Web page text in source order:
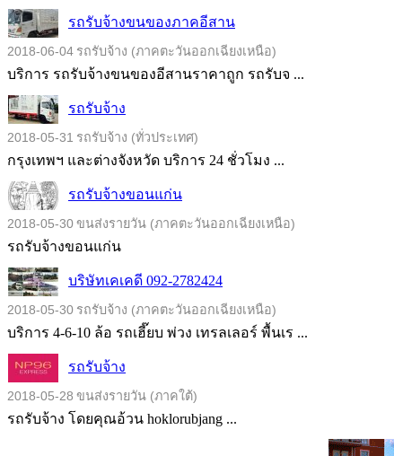
รถรับจ้างขนของภาคอีสาน
2018-06-04 รถรับจ้าง (ภาคตะวันออกเฉียงเหนือ)
บริการ รถรับจ้างขนของอีสานราคาถูก รถรับจ ...
รถรับจ้าง
2018-05-31 รถรับจ้าง (ทั่วประเทศ)
กรุงเทพฯ และต่างจังหวัด บริการ 24 ชั่วโมง ...
รถรับจ้างขอนแก่น
2018-05-30ขนส่งรายวัน (ภาคตะวันออกเฉียงเหนือ)
รถรับจ้างขอนแก่น
บริษัทเคเคดี 092-2782424
2018-05-30 รถรับจ้าง (ภาคตะวันออกเฉียงเหนือ)
บริการ 4-6-10 ล้อ รถเฮี๊ยบ พ่วง เทรลเลอร์ พื้นเร ...
รถรับจ้าง
2018-05-28 ขนส่งรายวัน (ภาคใต้)
รถรับจ้าง โดยคุณอ้วน hoklorubjang ...